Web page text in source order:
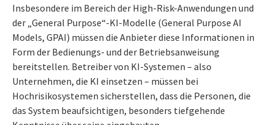
Insbesondere im Bereich der High-Risk-Anwendungen und
der „General Purpose“-KI-Modelle (General Purpose AI
Models, GPAI) müssen die Anbieter diese Informationen in
Form der Bedienungs- und der Betriebsanweisung
bereitstellen. Betreiber von KI-Systemen – also
Unternehmen, die KI einsetzen – müssen bei
Hochrisikosystemen sicherstellen, dass die Personen, die
das System beaufsichtigen, besonders tiefgehende